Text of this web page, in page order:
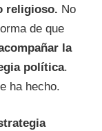
religioso. No
de que
la
política.
ha hecho.